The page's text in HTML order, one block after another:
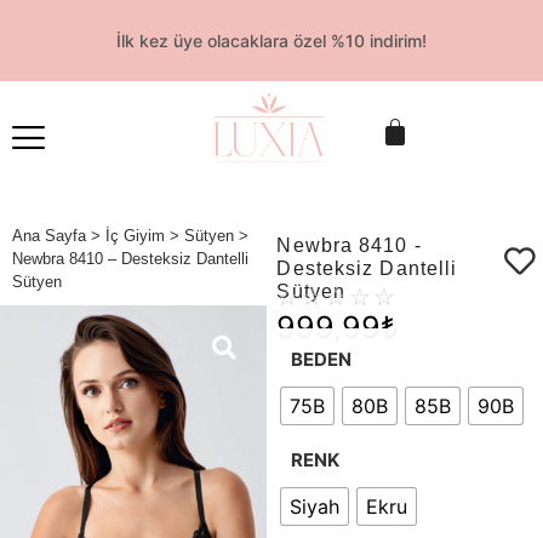
İlk kez üye olacaklara özel %10 indirim!
Ana Sayfa > İç Giyim > Sütyen >
Newbra 8410 – Desteksiz Dantelli
Sütyen
Newbra 8410 -
Desteksiz Dantelli
Sütyen
☆☆☆ ☆ ☆
999,99₺
BEDEN
75B 80B 85B 90B
RENK
Siyah Ekru